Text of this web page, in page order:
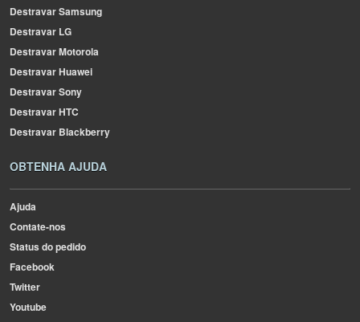
Destravar Samsung
Destravar LG
Destravar Motorola
Destravar Huawei
Destravar Sony
Destravar HTC
Destravar Blackberry
OBTENHA AJUDA
Ajuda
Contate-nos
Status do pedido
Facebook
Twitter
Youtube